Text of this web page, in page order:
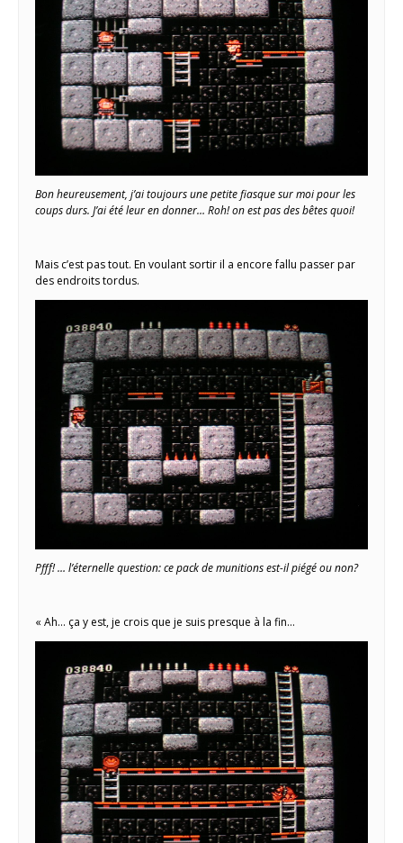
Bon heureusement, j’ai toujours une petite fiasque sur moi pour les
coups durs. J’ai été leur en donner… Roh! on est pas des bêtes quoi!
Mais c’est pas tout. En voulant sortir il a encore fallu passer par
des endroits tordus.
Pfff! … l’éternelle question: ce pack de munitions est-il piégé ou non?
« Ah… ça y est, je crois que je suis presque à la fin…